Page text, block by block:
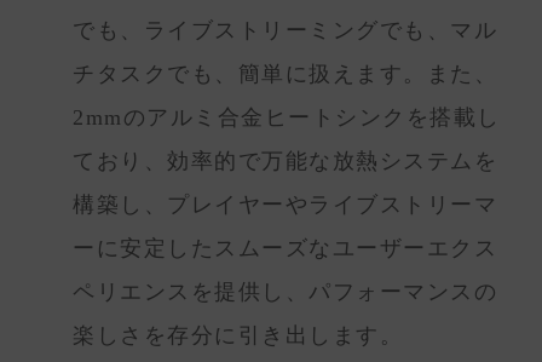
でも、ライブストリーミングでも、マル
チタスクでも、簡単に扱えます。また、
2mmのアルミ合金ヒートシンクを搭載し
ており、効率的で万能な放熱システムを
構築し、プレイヤーやライブストリーマ
ーに安定したスムーズなユーザーエクス
ペリエンスを提供し、パフォーマンスの
楽しさを存分に引き出します。